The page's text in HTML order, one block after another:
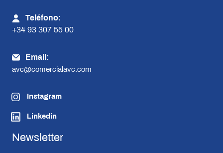
Teléfono:
+34 93 307 55 00
Email:
avc@comercialavc.com
Instagram
Linkedin
Newsletter